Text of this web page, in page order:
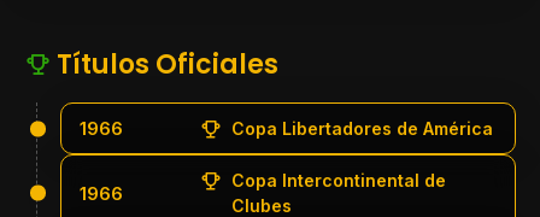
Títulos Oficiales
1966 Copa Libertadores de América
1966
Copa Intercontinental de
Clubes